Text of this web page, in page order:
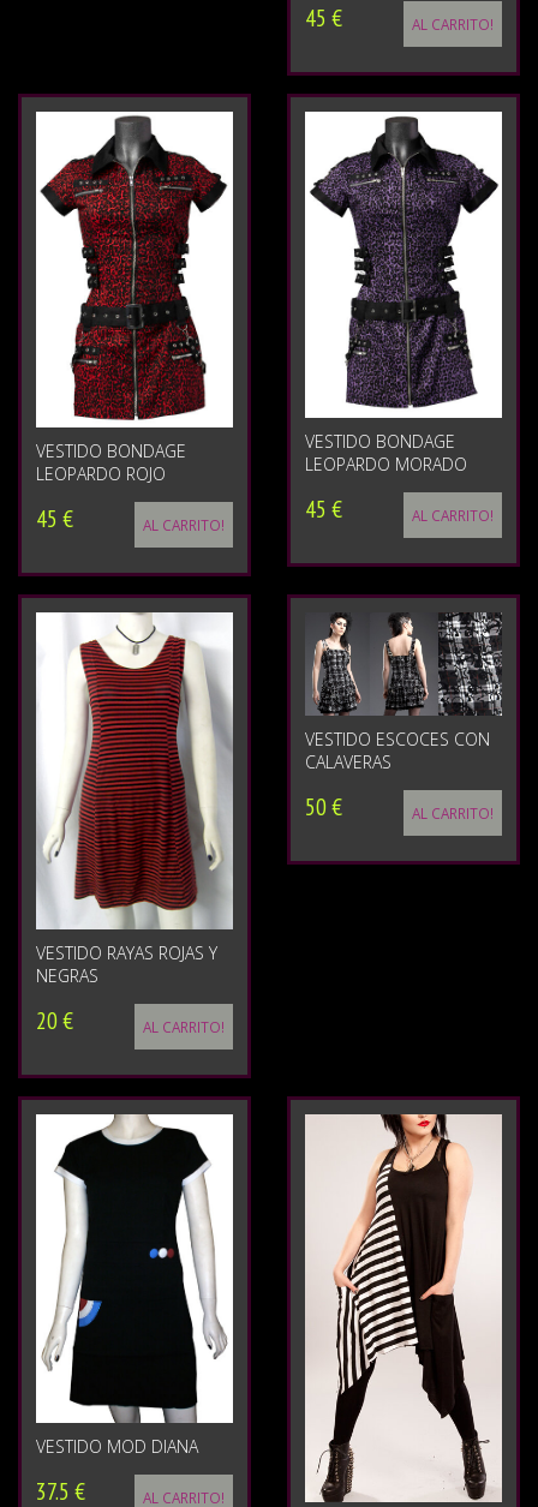
45 € AL CARRITO!
VESTIDO BONDAGE
LEOPARDO ROJO
45 € AL CARRITO!
VESTIDO BONDAGE
LEOPARDO MORADO
45 € AL CARRITO!
VESTIDO RAYAS ROJAS Y
NEGRAS
20 € AL CARRITO!
VESTIDO ESCOCES CON
CALAVERAS
50 € AL CARRITO!
VESTIDO MOD DIANA
37.5 € AL CARRITO!